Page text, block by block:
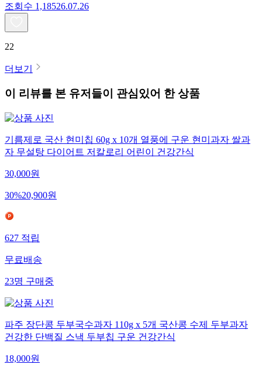
조회수 1,18526.07.26
22
더보기
이 리뷰를 본 유저들이 관심있어 한 상품
기름제로 국산 현미칩 60g x 10개 열풍에 구운 현미과자 쌀과
자 무설탕 다이어트 저칼로리 어린이 건강간식
30,000원
30%20,900원
627 적립
무료배송
23명 구매중
파주 장단콩 두부국수과자 110g x 5개 국산콩 수제 두부과자
건강한 단백질 스낵 두부칩 구운 건강간식
18,000원